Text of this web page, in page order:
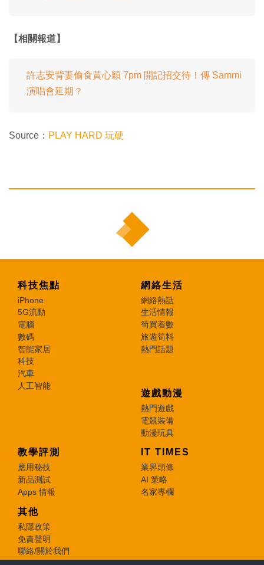
【相關報道】
許志安背妻偷食黃心穎 7pm 開記招交待！傳 Sammi
演唱會延期？
Source： PLAY HARD 玩硬
科技焦點
iPhone
5G流動
電腦
數碼
智能家居
科技
汽車
人工智能
網絡生活
網絡熱話
生活情報
筍買着數
旅遊筍料
熱門話題
遊戲動漫
熱門遊戲
電競裝備
動漫玩具
教學評測
應用秘技
新品測試
Apps 情報
IT TIMES
業界頭條
AI 策略
名家專欄
其他
私隱政策
免責聲明
聯絡/關於我們